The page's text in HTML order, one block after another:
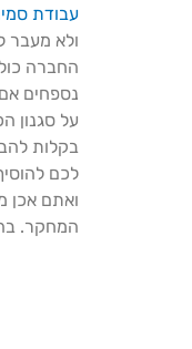
עבודת
ולא מעבר
החברה
נספחים
על סגנון
בקלות
לכם
ואתם אכן
המחקר.